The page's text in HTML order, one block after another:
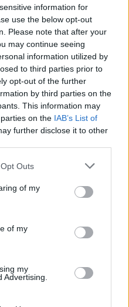
information for
use the below opt-out
Please note that after your
may continue seeing
information utilized by
to third parties prior to
opt-out of the further
by third parties on the
This information may
on the IAB’s List of
further disclose it to other
Outs
of my
of my
my
Advertising.
Prevenzione
interprofessionali per la
di aiuti di stato
VALERE SULLA SEZIONE
Centrale S.p.A.
d'imposta adottati a
dall'epidemia di